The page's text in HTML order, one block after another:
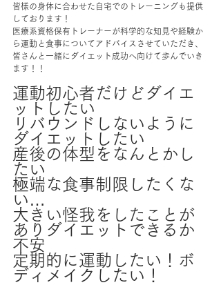
皆様の身体に合わせた自宅でのトレーニングも提供
しております！
医療系資格保有トレーナーが科学的な知見や経験か
ら運動と食事についてアドバイスさせていただき、
皆さんと一緒にダイエット成功へ向けて歩んでいき
ます！！
運動初心者だけどダイエ
ットしたい
リバウンドしないように
ダイエットしたい
産後の体型をなんとかし
たい
極端な食事制限したくな
い…
大きい怪我をしたことが
ありダイエットできるか
不安
定期的に運動したい！ボ
ディメイクしたい！